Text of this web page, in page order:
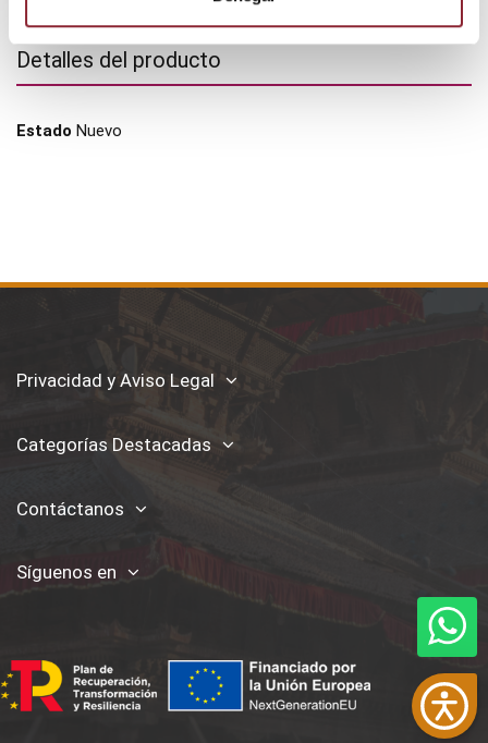
Detalles del producto
Estado Nuevo
Privacidad y Aviso Legal
Categorías Destacadas
Contáctanos
Síguenos en